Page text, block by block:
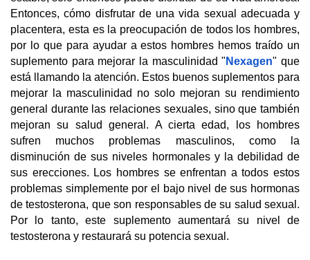
Entonces, cómo disfrutar de una vida sexual adecuada y
placentera, esta es la preocupación de todos los hombres,
por lo que para ayudar a estos hombres hemos traído un
suplemento para mejorar la masculinidad " Nexagen" que
está llamando la atención. Estos buenos suplementos para
mejorar la masculinidad no solo mejoran su rendimiento
general durante las relaciones sexuales, sino que también
mejoran su salud general. A cierta edad, los hombres
sufren muchos problemas masculinos, como la
disminución de sus niveles hormonales y la debilidad de
sus erecciones. Los hombres se enfrentan a todos estos
problemas simplemente por el bajo nivel de sus hormonas
de testosterona, que son responsables de su salud sexual.
Por lo tanto, este suplemento aumentará su nivel de
testosterona y restaurará su potencia sexual.